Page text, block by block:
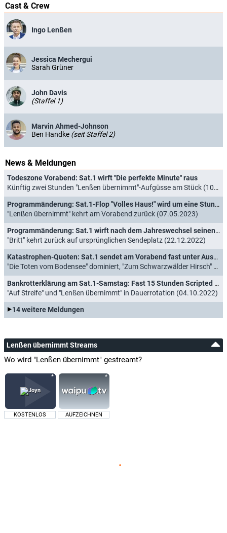
Cast & Crew
Ingo Lenßen
Jessica Mechergui
Sarah Grüner
John Davis
(Staffel 1)
Marvin Ahmed-Johnson
Ben Handke (seit Staffel 2)
News & Meldungen
Todeszone Vorabend: Sat.1 wirft "Die perfekte Minute" raus
Künftig zwei Stunden "Lenßen übernimmt"-Aufgüsse am Stück (10.05.2023)
Programmänderung: Sat.1-Flop "Volles Haus!" wird um eine Stunde gekürzt
"Lenßen übernimmt" kehrt am Vorabend zurück (07.05.2023)
Programmänderung: Sat.1 wirft nach dem Jahreswechsel seinen Nachmittag wieder um
"Britt" kehrt zurück auf ursprünglichen Sendeplatz (22.12.2022)
Katastrophen-Quoten: Sat.1 sendet am Vorabend fast unter Ausschluss der Öffentlichkeit
"Die Toten vom Bodensee" dominiert, "Zum Schwarzwälder Hirsch" endet erfreulich (08.11.2022)
Bankrotterklärung am Sat.1-Samstag: Fast 15 Stunden Scripted Reality am Stück!
"Auf Streife" und "Lenßen übernimmt" in Dauerrotation (04.10.2022)
14 weitere Meldungen
Lenßen übernimmt Streams
Wo wird "Lenßen übernimmt" gestreamt?
KOSTENLOS AUFZEICHNEN